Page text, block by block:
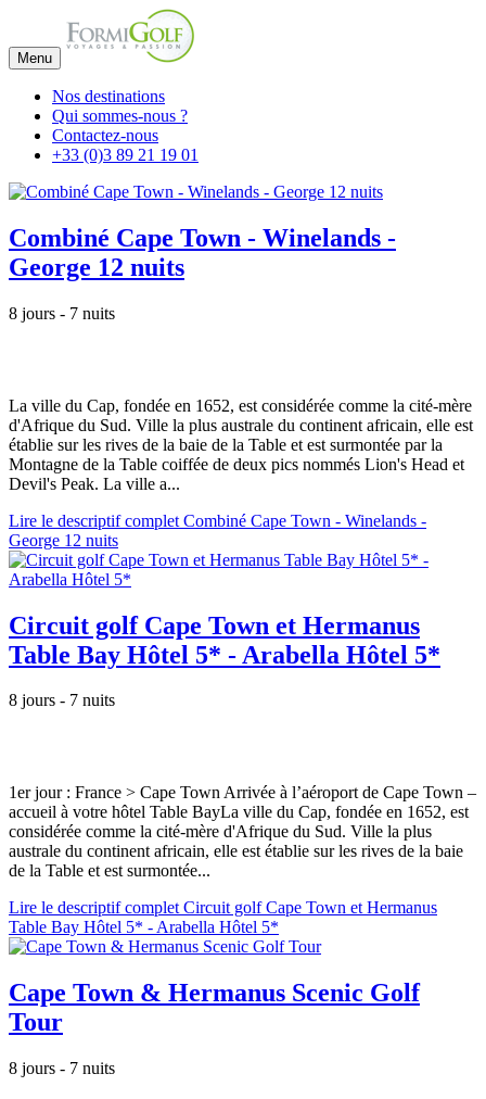
Menu
Nos destinations
Qui sommes-nous ?
Contactez-nous
+33 (0)3 89 21 19 01
Combiné Cape Town - Winelands -
George 12 nuits
8 jours - 7 nuits
La ville du Cap, fondée en 1652, est considérée comme la cité-mère
d'Afrique du Sud. Ville la plus australe du continent africain, elle est
établie sur les rives de la baie de la Table et est surmontée par la
Montagne de la Table coiffée de deux pics nommés Lion's Head et
Devil's Peak. La ville a...
Lire le descriptif complet Combiné Cape Town - Winelands -
George 12 nuits
Circuit golf Cape Town et Hermanus
Table Bay Hôtel 5* - Arabella Hôtel 5*
8 jours - 7 nuits
1er jour : France > Cape Town Arrivée à l’aéroport de Cape Town –
accueil à votre hôtel Table BayLa ville du Cap, fondée en 1652, est
considérée comme la cité-mère d'Afrique du Sud. Ville la plus
australe du continent africain, elle est établie sur les rives de la baie
de la Table et est surmontée...
Lire le descriptif complet Circuit golf Cape Town et Hermanus
Table Bay Hôtel 5* - Arabella Hôtel 5*
Cape Town & Hermanus Scenic Golf
Tour
8 jours - 7 nuits